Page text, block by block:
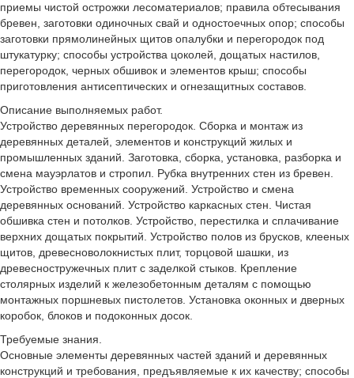
приемы чистой острожки лесоматериалов; правила обтесывания
бревен, заготовки одиночных свай и одностоечных опор; способы
заготовки прямолинейных щитов опалубки и перегородок под
штукатурку; способы устройства цоколей, дощатых настилов,
перегородок, черных обшивок и элементов крыш; способы
приготовления антисептических и огнезащитных составов.
Описание выполняемых работ.
Устройство деревянных перегородок. Сборка и монтаж из
деревянных деталей, элементов и конструкций жилых и
промышленных зданий. Заготовка, сборка, установка, разборка и
смена мауэрлатов и стропил. Рубка внутренних стен из бревен.
Устройство временных сооружений. Устройство и смена
деревянных оснований. Устройство каркасных стен. Чистая
обшивка стен и потолков. Устройство, перестилка и сплачивание
верхних дощатых покрытий. Устройство полов из брусков, клееных
щитов, древесноволокнистых плит, торцовой шашки, из
древесностружечных плит с заделкой стыков. Крепление
столярных изделий к железобетонным деталям с помощью
монтажных поршневых пистолетов. Установка оконных и дверных
коробок, блоков и подоконных досок.
Требуемые знания.
Основные элементы деревянных частей зданий и деревянных
конструкций и требования, предъявляемые к их качеству; способы